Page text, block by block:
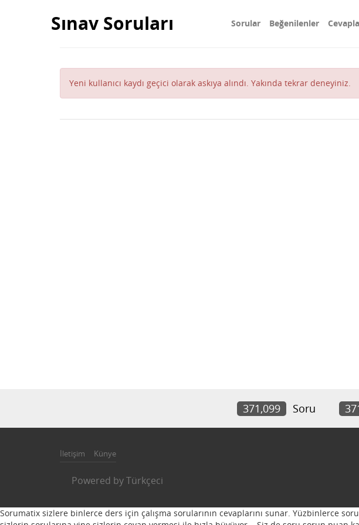
Sınav Soruları Sorular Beğenilenler
Yeni kullanıcı kaydı geçici olarak askıya alındı. Yakında tekrar deneyiniz.
371,099 Soru
İletişim Künye
Powered byTürkçeci
Sorumatix sizlere binlerce ders için çalışma sorularının cevaplarını sunar. Yüzbinlerce